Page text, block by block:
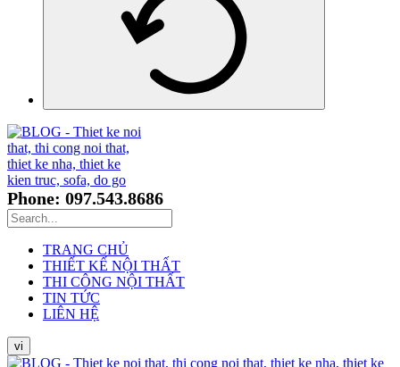
Phone: 097.543.8686
TRANG CHỦ
THIẾT KẾ NỘI THẤT
THI CÔNG NỘI THẤT
TIN TỨC
LIÊN HỆ
vi